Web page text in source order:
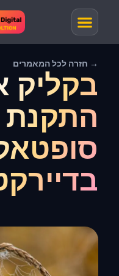
→ חזרה לכל המאמרים
בקליק